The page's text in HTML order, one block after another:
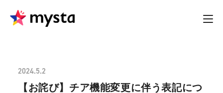
2024.5.2
【お詫び】チア機能変更に伴う表記につ